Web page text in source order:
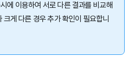
에 이용하여 서로 다른 결과를 비교해
크게 다른 경우 추가 확인이 필요합니